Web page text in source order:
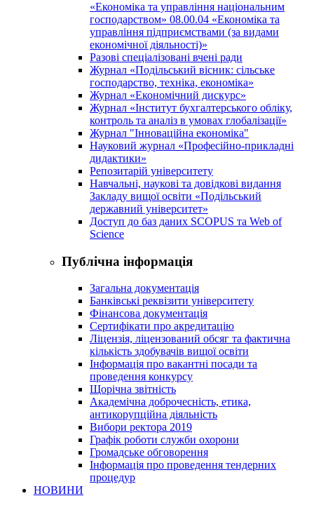
«Економіка та управління національним
господарством» 08.00.04 «Економіка та
управління підприємствами (за видами
економічної діяльності)»
Разові спеціалізовані вчені ради
Журнал «Подільський вісник: сільське
господарство, техніка, економіка»
Журнал «Економічний дискурс»
Журнал «Інститут бухгалтерського обліку,
контроль та аналіз в умовах глобалізації»
Журнал "Інноваційна економіка"
Науковий журнал «Професійно-прикладні
дидактики»
Репозитарій університету
Навчальні, наукові та довідкові видання
Закладу вищої освіти «Подільський
державний університет»
Доступ до баз даних SCOPUS та Web of
Science
Публічна інформація
Загальна документація
Банківські реквізити університету
Фінансова документація
Сертифікати про акредитацію
Ліцензія, ліцензований обсяг та фактична
кількість здобувачів вищої освіти
Інформація про вакантні посади та
проведення конкурсу
Щорічна звітність
Академічна доброчесність, етика,
антикорупційна діяльність
Вибори ректора 2019
Графік роботи служби охорони
Громадське обговорення
Інформація про проведення тендерних
процедур
НОВИНИ